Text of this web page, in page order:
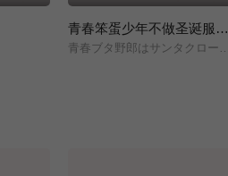
青春笨蛋少年不做圣诞服女郎的梦